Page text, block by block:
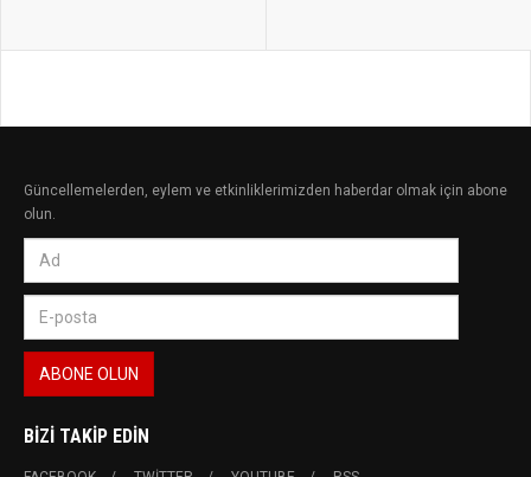
Güncellemelerden, eylem ve etkinliklerimizden haberdar olmak için abone
olun.
BIZI TAKIP EDIN